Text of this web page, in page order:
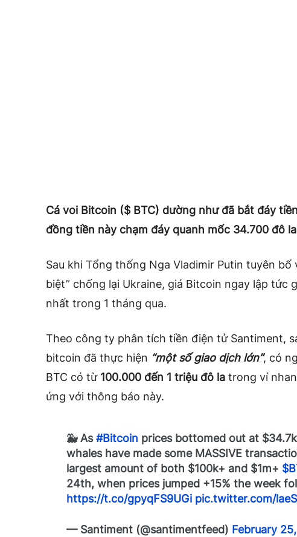
Cá voi Bitcoin ($ BTC) dường như đã bắt đáy
đồng tiền này chạm đáy quanh mốc 34.700 đô
Sau khi Tổng thống Nga Vladimir Putin tuyên bố
biệt” chống lại Ukraine, giá Bitcoin ngay lập tức
nhất trong 1 tháng qua.
Theo công ty phân tích tiền điện tử Santiment,
bitcoin đã thực hiện “một số giao dịch lớn”, có
BTC có từ 100.000 đến 1 triệu đô la trong ví
ứng với thông báo này.
🐳 As#Bitcoin prices bottomed out at
whales have made some MASSIVE
largest amount of both $100k+ and $1m+
24th, when prices jumped +15% the week
https://t.co/gpyqFS9UGi pic.twitter.com/
— Santiment (@santimentfeed) February